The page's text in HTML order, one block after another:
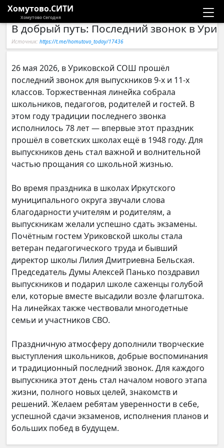
Хомутово.СИТИ
Хомутово Сегодня
Новости
Галерея
Компании
В добрый путь: Последний звонок в
Источник: https://t.me/homutovo_today/17436
26 мая 2026, в Уриковской СОШ прошёл
последний звонок для выпускников 9-х и 11-х
классов. Торжественная линейка собрала
школьников, педагогов, родителей и гостей. В
этом году традиции последнего звонка
исполнилось 78 лет — впервые этот праздник
прошёл в советских школах ещё в 1948 году. Для
выпускников день стал важной и волнительной
частью прощания со школьной жизнью.
Во время праздника в школах Иркутского
муниципального округа звучали слова
благодарности учителям и родителям, а
выпускникам желали успешно сдать экзамены.
Почётным гостем Уриковской школы стала
ветеран педагогического труда и бывший
директор школы Лилия Дмитриевна Бельская.
Председатель Думы Алексей Панько поздравил
выпускников и подарил школе саженцы голубой
ели, которые вместе высадили возле флагштока.
На линейках также чествовали многодетные
семьи и участников СВО.
Праздничную атмосферу дополнили творческие
выступления школьников, добрые воспоминания
и традиционный последний звонок. Для каждого
выпускника этот день стал началом нового этапа
жизни, полного новых целей, знакомств и
решений. Желаем ребятам уверенности в себе,
успешной сдачи экзаменов, исполнения планов и
больших побед в будущем.